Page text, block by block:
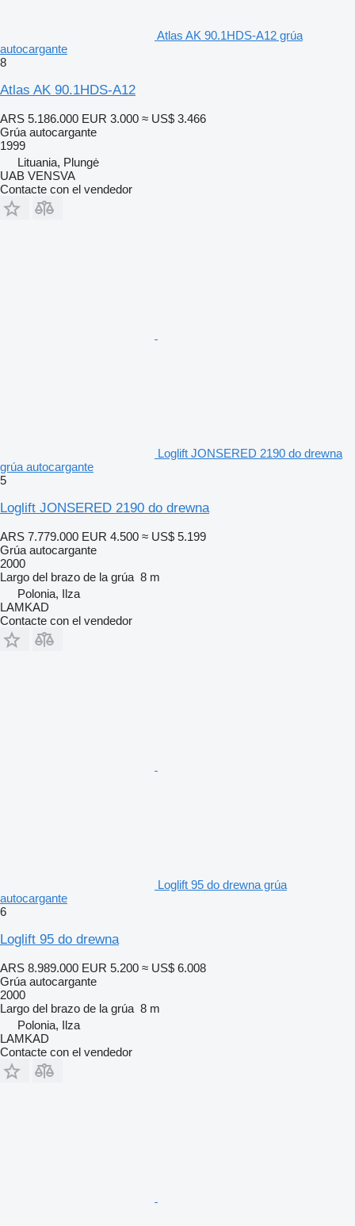
Atlas AK 90.1HDS-A12 grúa
autocargante
8
Atlas AK 90.1HDS-A12
ARS 5.186.000 EUR 3.000 ≈ US$ 3.466
Grúa autocargante
1999
Lituania, Plungė
UAB VENSVA
Contacte con el vendedor
Loglift JONSERED 2190 do drewna
grúa autocargante
5
Loglift JONSERED 2190 do drewna
ARS 7.779.000 EUR 4.500 ≈ US$ 5.199
Grúa autocargante
2000
Largo del brazo de la grúa 8 m
Polonia, Ilza
LAMKAD
Contacte con el vendedor
Loglift 95 do drewna grúa
autocargante
6
Loglift 95 do drewna
ARS 8.989.000 EUR 5.200 ≈ US$ 6.008
Grúa autocargante
2000
Largo del brazo de la grúa 8 m
Polonia, Ilza
LAMKAD
Contacte con el vendedor